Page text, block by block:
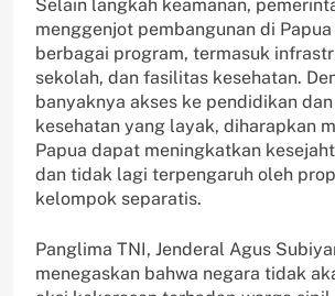
Selain langkah keamanan,
menggenjot pembangunan di
berbagai program, termasuk
sekolah, dan fasilitas kesehatan.
banyaknya akses ke pendidikan
kesehatan yang layak, diharapkan
Papua dapat meningkatkan
dan tidak lagi terpengaruh oleh
kelompok separatis.
Panglima TNI, Jenderal Agus
menegaskan bahwa negara tidak